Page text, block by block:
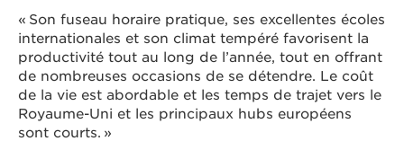
« Son fuseau horaire pratique, ses excellentes écoles
internationales et son climat tempéré favorisent la
productivité tout au long de l’année, tout en offrant
de nombreuses occasions de se détendre. Le coût
de la vie est abordable et les temps de trajet vers le
Royaume-Uni et les principaux hubs européens
sont courts. »